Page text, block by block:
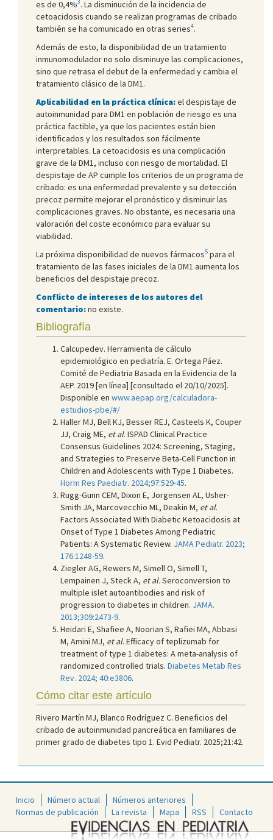
es de 0,4%3. La disminución de la incidencia de
cetoacidosis cuando se realizan programas de cribado
también se ha comunicado en otras series4.
Además de esto, la disponibilidad de un tratamiento
inmunomodulador no solo disminuye las complicaciones,
sino que retrasa el debut de la enfermedad y cambia el
tratamiento clásico de la DM1.
Aplicabilidad en la práctica clínica:el despistaje de
autoinmunidad para DM1 en población de riesgo es una
práctica factible, ya que los pacientes están bien
identificados y los resultados son fácilmente
interpretables. La cetoacidosis es una complicación
grave de la DM1, incluso con riesgo de mortalidad. El
despistaje de AP cumple los criterios de un programa de
cribado: es una enfermedad prevalente y su detección
precoz permite mejorar el pronóstico y disminuir las
complicaciones graves. No obstante, es necesaria una
valoración del coste económico para evaluar su
viabilidad.
La próxima disponibilidad de nuevos fármacos5 para el
tratamiento de las fases iniciales de la DM1 aumenta los
beneficios del despistaje precoz.
Conflicto de intereses de los autores del
comentario:no existe.
Bibliografía
Calcupedev. Herramienta de cálculo
epidemiológico en pediatría. E. Ortega Páez.
Comité de Pediatria Basada en la Evidencia de la
AEP. 2019 [en línea] [consultado el 20/10/2025].
Disponible en www.aepap.org/calculadora-
estudios-pbe/#/
Haller MJ, Bell KJ, Besser REJ, Casteels K, Couper
JJ, Craig ME, et al. ISPAD Clinical Practice
Consensus Guidelines 2024: Screening, Staging,
and Strategies to Preserve Beta-Cell Function in
Children and Adolescents with Type 1 Diabetes.
Horm Res Paediatr. 2024;97:529-45.
Rugg-Gunn CEM, Dixon E, Jorgensen AL, Usher-
Smith JA, Marcovecchio ML, Deakin M, et al.
Factors Associated With Diabetic Ketoacidosis at
Onset of Type 1 Diabetes Among Pediatric
Patients: A Systematic Review. JAMA Pediatr. 2023;
176:1248-59.
Ziegler AG, Rewers M, Simell O, Simell T,
Lempainen J, Steck A, et al.Seroconversion to
multiple islet autoantibodies and risk of
progression to diabetes in children. JAMA.
2013;309:2473-9.
Heidari E, Shafiee A, Noorian S, Rafiei MA, Abbasi
M, Amini MJ, et al. Efficacy of teplizumab for
treatment of type 1 diabetes: A meta-analysis of
randomized controlled trials. Diabetes Metab Res
Rev. 2024; 40:e3806.
Cómo citar este artículo
Rivero Martín MJ, Blanco Rodríguez C. Beneficios del
cribado de autoinmunidad pancreática en familiares de
primer grado de diabetes tipo 1. Evid Pediatr. 2025;21:42.
Inicio Número actual
Números anteriores
Normas de publicación
La revista Mapa RSS Contacto